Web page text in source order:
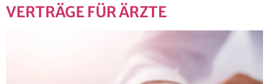
VERTRÄGE FÜR ÄRZTE